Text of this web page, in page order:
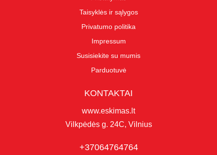
Taisyklės ir sąlygos
Privatumo politika
Impressum
Susisiekite su mumis
Parduotuvė
KONTAKTAI
www.eskimas.lt
Vilkpėdės g. 24C, Vilnius
+37064764764